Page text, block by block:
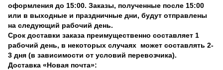
оформления до 15:00. Заказы, полученные после 15:00
или в выходные и праздничные дни, будут отправлены
на следующий рабочий день.
Срок доставки заказа преимущественно составляет 1
рабочий день, в некоторых случаях может составлять 2-
3 дня (в зависимости от условий перевозчика).
Доставка «Новая почта»: